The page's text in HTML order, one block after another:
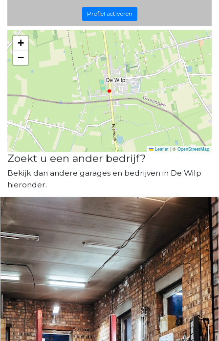
Profiel activeren
+
−
Leaflet | © OpenStreetMap
Zoekt u een ander bedrijf?
Bekijk dan andere garages en bedrijven in De Wilp
hieronder.